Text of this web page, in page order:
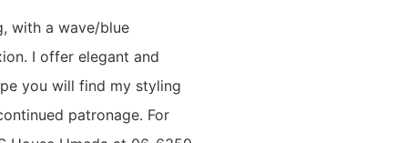
with a wave/blue
I offer elegant and
you will find my styling
patronage. For